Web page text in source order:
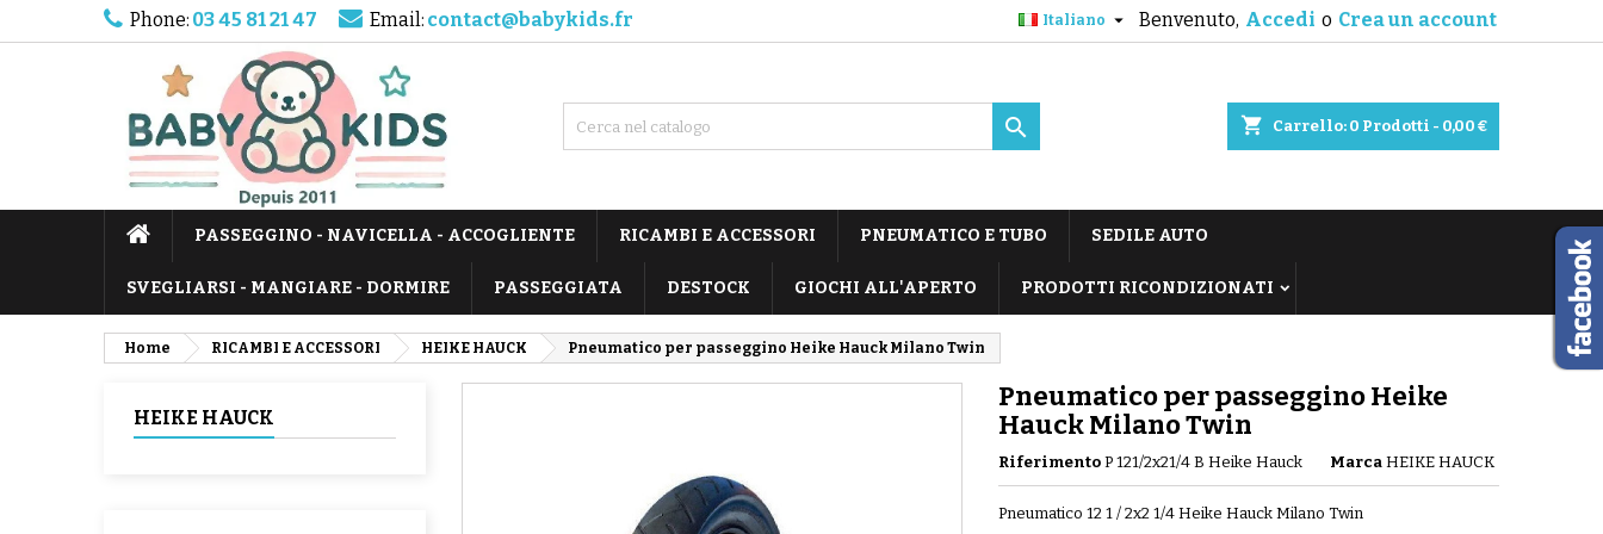
Phone: 03 45 81 21 47 Email: contact@babykids.fr Benvenuto, Accedi o Crea un account
Italiano 
shopping_cart Carrello: 0 Prodotti - 0,00 €

PASSEGGINO - NAVICELLA - ACCOGLIENTE RICAMBI E ACCESSORI PNEUMATICO E TUBO SEDILE AUTO
SVEGLIARSI - MANGIARE - DORMIRE PASSEGGIATA DESTOCK GIOCHI ALL'APERTO PRODOTTI RICONDIZIONATI
Home RICAMBI E ACCESSORI HEIKE HAUCK Pneumatico per passeggino Heike Hauck Milano Twin
HEIKE HAUCK
Pneumatico per passeggino Heike
Hauck Milano Twin
Riferimento P 121/2x21/4 B Heike Hauck Marca HEIKE HAUCK
Pneumatico 12 1 / 2x2 1/4 Heike Hauck Milano Twin